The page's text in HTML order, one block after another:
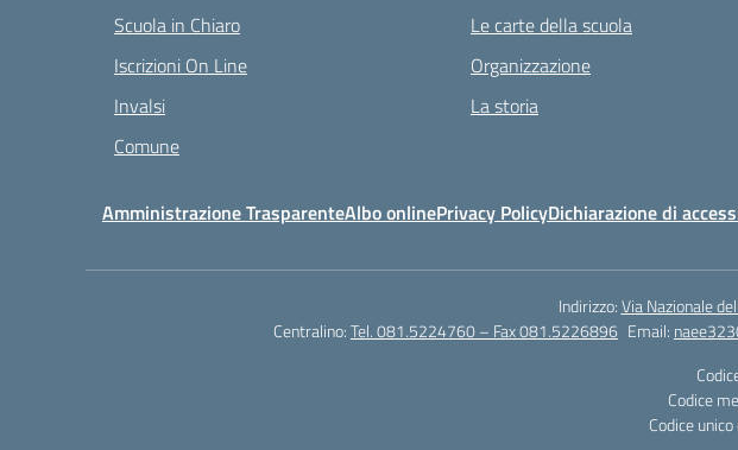
Scuola in Chiaro
Iscrizioni On Line
Invalsi
Comune
Le carte della scuola
Organizzazione
La storia
Amministrazione TrasparenteAlbo onlinePrivacy PolicyDichiarazione di
Indirizzo:Via Nazionale
Centralino:Tel. 081.5224760 – Fax 081.5226896 Email:
Codice
Codice